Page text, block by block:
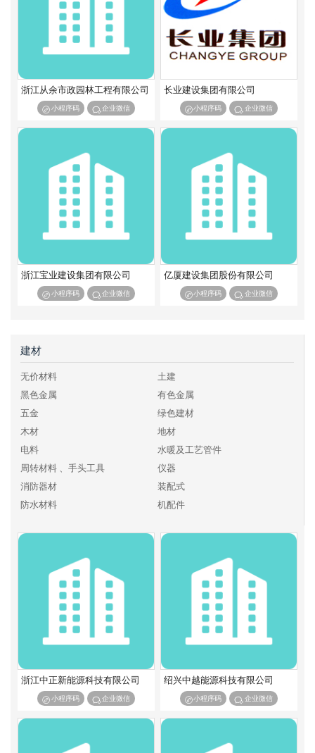
港口与航道工程施工总承包特级
港口与航道工程施工总承包一级
港口与航道工程施工总承包二级
矿山工程施工总承包特级
矿山工程施工总承包一级
矿山工程施工总承包三级
冶金工程施工总承包特级
冶金工程施工总承包一级
冶金工程施工总承包二级
冶金工程施工总承包三级
石油化工工程施工总承包特级
石油化工工程施工总承包一级
石油化工工程施工总承包二级
石油化工工程施工总承包三级
通信工程施工总承包一级
通信工程施工总承包二级
通信工程施工总承包三级
机电工程施工总承包一级
机电工程施工总承包二级
机电工程施工总承包三级
浙江从余市政园林工程有限公司
小程序码 企业微信
长业建设集团有限公司
小程序码 企业微信
浙江宝业建设集团有限公司
小程序码 企业微信
亿厦建设集团股份有限公司
小程序码 企业微信
建材
无价材料
土建
黑色金属
有色金属
五金
绿色建材
木材
地材
电料
水暖及工艺管件
周转材料 、手头工具
仪器
消防器材
装配式
防水材料
机配件
浙江中正新能源科技有限公司
小程序码 企业微信
绍兴中越能源科技有限公司
小程序码 企业微信